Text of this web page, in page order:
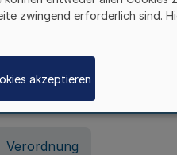
April 2008 Gesetz
Beihilfen in Geburts-
NRW
Verordnung
zwingend erforderlich sind.
akzeptieren